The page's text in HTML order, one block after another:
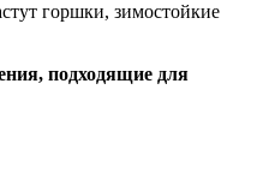
горшки, зимостойкие
подходящие для